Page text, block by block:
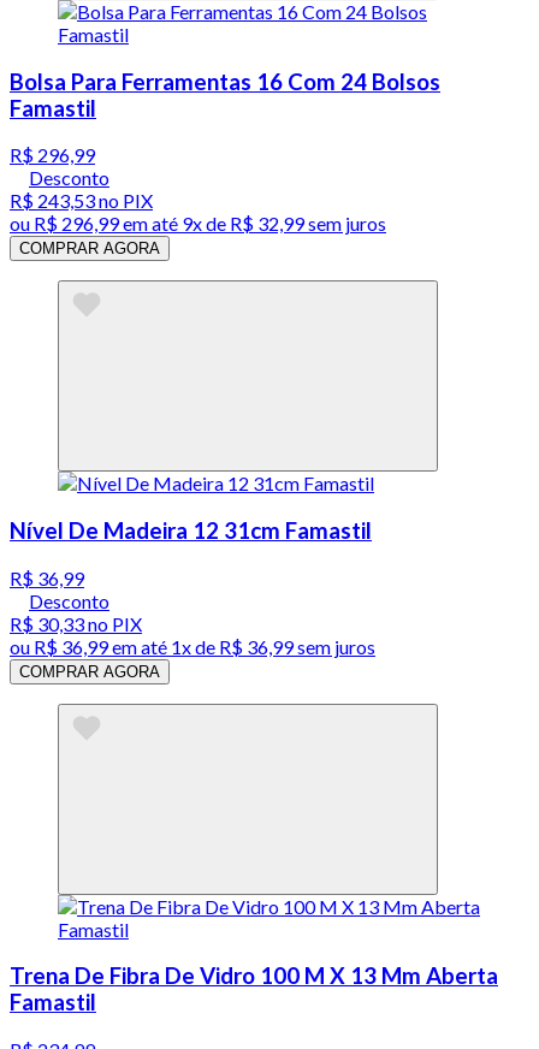
Bolsa Para Ferramentas 16 Com 24 Bolsos
Famastil
R$ 296,99
Desconto
R$ 243,53no PIX
ou R$ 296,99em até 9x de R$ 32,99 sem juros
COMPRAR AGORA
Nível De Madeira 12 31cm Famastil
R$ 36,99
Desconto
R$ 30,33no PIX
ou R$ 36,99em até 1x de R$ 36,99sem juros
COMPRAR AGORA
Trena De Fibra De Vidro 100 M X 13 Mm Aberta
Famastil